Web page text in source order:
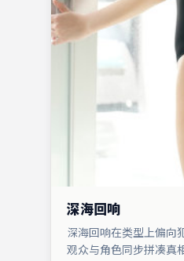
深海回响
深海回响在类型上偏向
观众与角色同步拼凑真